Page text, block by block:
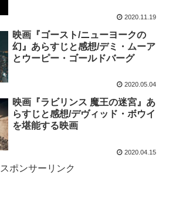
2020.11.19
映画『ゴースト/ニューヨークの
幻』あらすじと感想/デミ・ムーア
とウーピー・ゴールドバーグ
2020.05.04
映画『ラビリンス 魔王の迷宮』あ
らすじと感想/デヴィッド・ボウイ
を堪能する映画
2020.04.15
スポンサーリンク